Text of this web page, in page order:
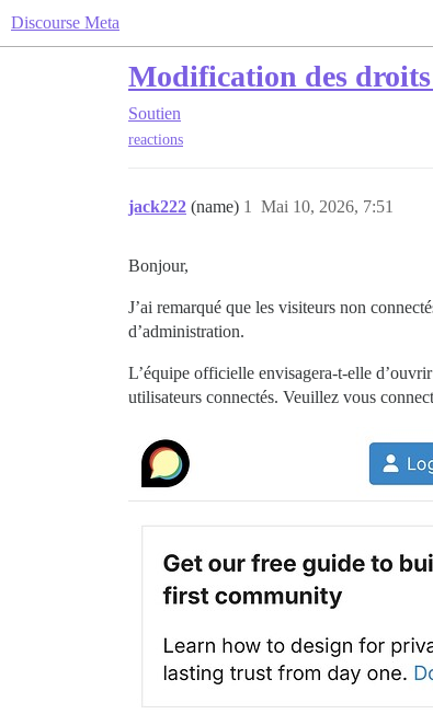
Discourse Meta
Modification des
Soutien
reactions
jack222 (name) Mai 10, 2026, 7:51
1
Bonjour,
J’ai remarqué que les visiteurs non
d’administration.
L’équipe officielle envisagera-t-elle
utilisateurs connectés. Veuillez vous